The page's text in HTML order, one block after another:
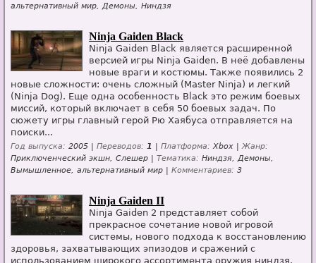
альтернативный мир, Демоны, Ниндзя
Ninja Gaiden Black
Ninja Gaiden Black является расширенной
версией игры Ninja Gaiden. В неё добавлены
новые враги и костюмы. Также появились 2
новые сложности: очень сложный (Master Ninja) и легкий
(Ninja Dog). Еще одна особенность Black это режим боевых
миссий, который включает в себя 50 боевых задач. По
сюжету игры главный герой Рю Хаябуса отправляется на
поиски...
Год выпуска: 2005 | Переводов: 1 | Платформа: Xbox |Жанр:
Приключенческий экшн, Слешер | Тематика: Ниндзя, Демоны,
Вымышленное, альтернативный мир | Комментариев: 3
Ninja Gaiden II
Ninja Gaiden 2 представляет собой
прекрасное сочетание новой игровой
системы, нового подхода к восстановлению
здоровья, захватывающих эпизодов и сражений с
использованием широкого ассортимента оружия ниндзя.